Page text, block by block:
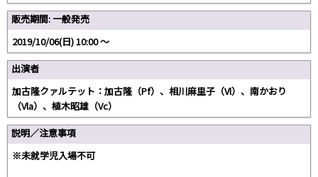
販売期間: 一般発売
2019/10/06(日) 10:00 〜
出演者
加古隆クァルテット：加古隆（Pf）、相川麻里子（Vl）、南かおり
（Vla）、植木昭雄（Vc）
説明／注意事項
※未就学児入場不可